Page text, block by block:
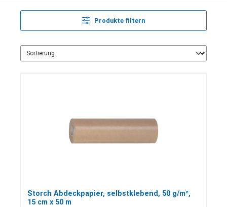
Produkte filtern
Storch Abdeckpapier, selbstklebend, 50 g/m²,
15 cm x 50 m